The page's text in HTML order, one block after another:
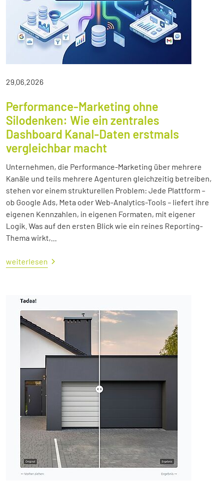
29.06.2026
Performance-Marketing ohne
Silodenken: Wie ein zentrales
Dashboard Kanal-Daten erstmals
vergleichbar macht
Unternehmen, die Performance-Marketing über mehrere
Kanäle und teils mehrere Agenturen gleichzeitig betreiben,
stehen vor einem strukturellen Problem: Jede Plattform –
ob Google Ads, Meta oder Web-Analytics-Tools – liefert ihre
eigenen Kennzahlen, in eigenen Formaten, mit eigener
Logik. Was auf den ersten Blick wie ein reines Reporting-
Thema wirkt,...
weiterlesen